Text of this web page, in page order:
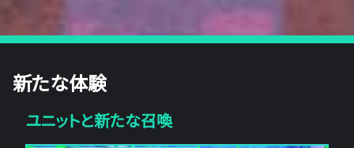
新たな体験
ユニットと新たな召喚